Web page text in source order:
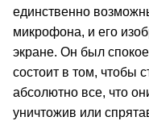
единственно
микрофона, и его
экране. Он был
состоит в том, чтобы
абсолютно все, что
уничтожив или